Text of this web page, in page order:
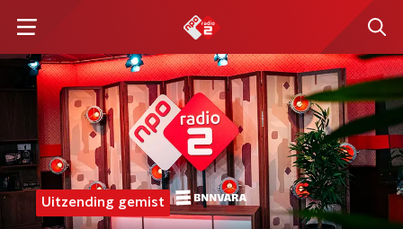
Uitzending gemist